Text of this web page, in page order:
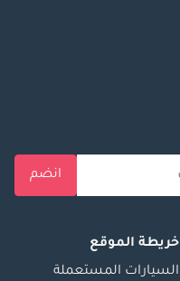
انضم
خريطة الموقع
السيارات المستعملة